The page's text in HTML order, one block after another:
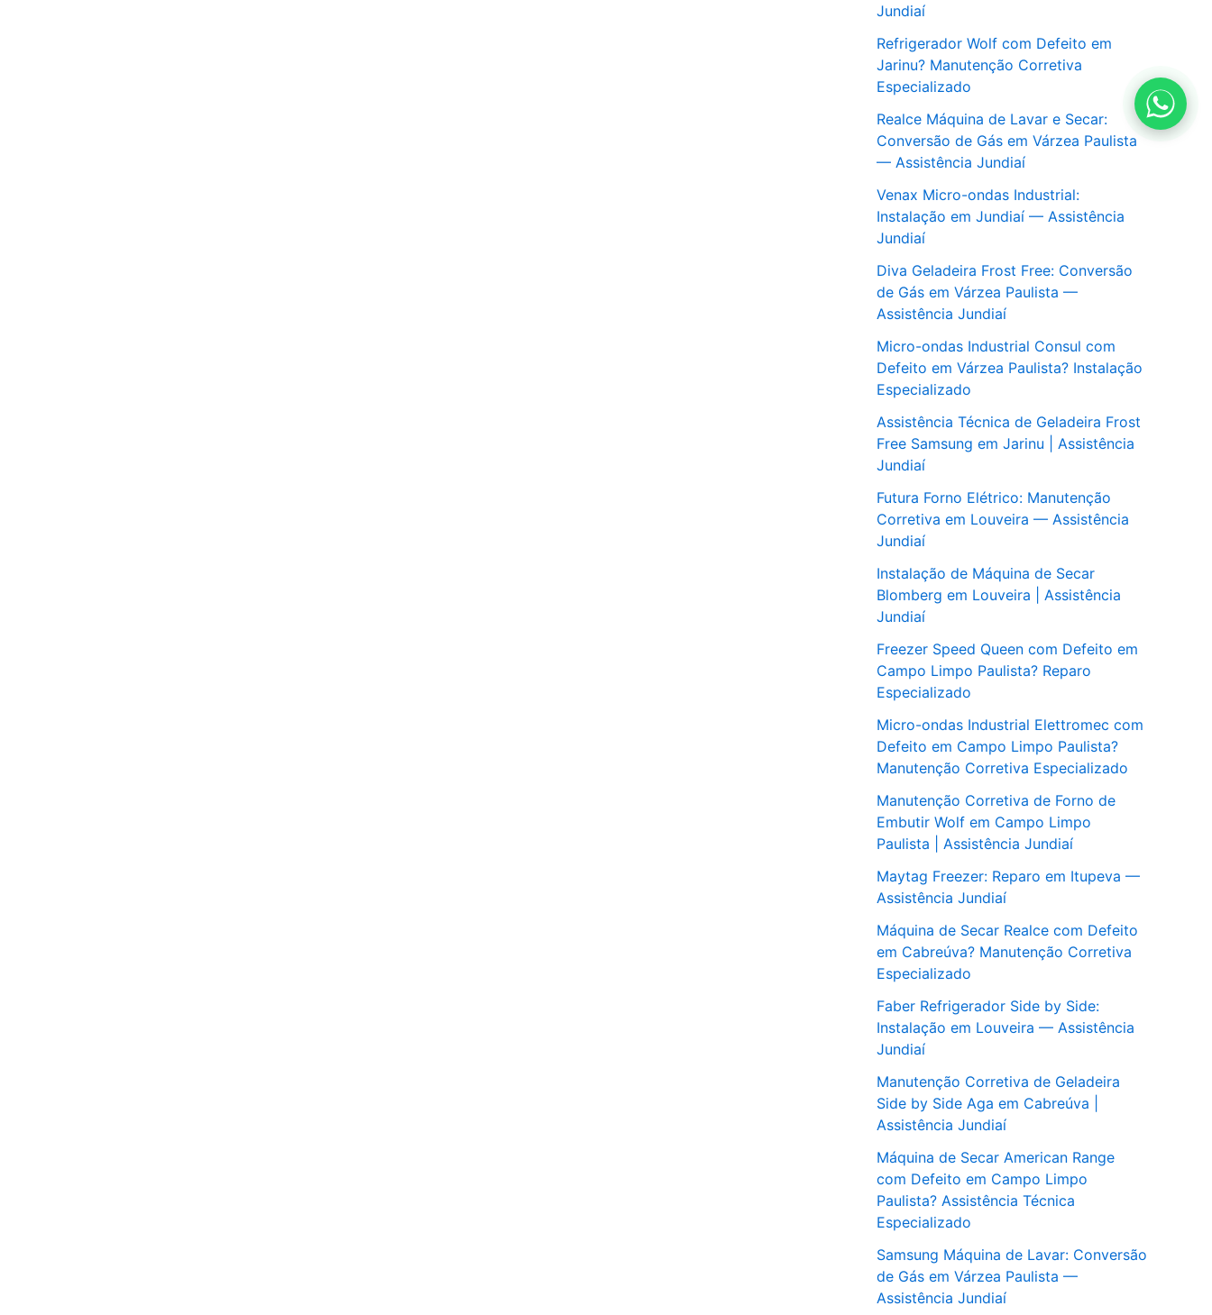
Jundiaí
Refrigerador Wolf com Defeito em
Jarinu? Manutenção Corretiva
Especializado
Realce Máquina de Lavar e Secar:
Conversão de Gás em Várzea Paulista
— Assistência Jundiaí
Venax Micro-ondas Industrial:
Instalação em Jundiaí — Assistência
Jundiaí
Diva Geladeira Frost Free: Conversão
de Gás em Várzea Paulista —
Assistência Jundiaí
Micro-ondas Industrial Consul com
Defeito em Várzea Paulista? Instalação
Especializado
Assistência Técnica de Geladeira Frost
Free Samsung em Jarinu | Assistência
Jundiaí
Futura Forno Elétrico: Manutenção
Corretiva em Louveira — Assistência
Jundiaí
Instalação de Máquina de Secar
Blomberg em Louveira | Assistência
Jundiaí
Freezer Speed Queen com Defeito em
Campo Limpo Paulista? Reparo
Especializado
Micro-ondas Industrial Elettromec com
Defeito em Campo Limpo Paulista?
Manutenção Corretiva Especializado
Manutenção Corretiva de Forno de
Embutir Wolf em Campo Limpo
Paulista | Assistência Jundiaí
Maytag Freezer: Reparo em Itupeva —
Assistência Jundiaí
Máquina de Secar Realce com Defeito
em Cabreúva? Manutenção Corretiva
Especializado
Faber Refrigerador Side by Side:
Instalação em Louveira — Assistência
Jundiaí
Manutenção Corretiva de Geladeira
Side by Side Aga em Cabreúva |
Assistência Jundiaí
Máquina de Secar American Range
com Defeito em Campo Limpo
Paulista? Assistência Técnica
Especializado
Samsung Máquina de Lavar: Conversão
de Gás em Várzea Paulista —
Assistência Jundiaí